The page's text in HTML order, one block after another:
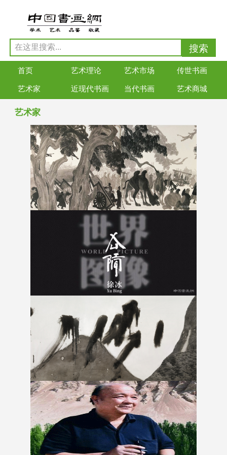
首页 艺术理论 艺术市场 传世书画
艺术家 近现代书画 当代书画 艺术商城
艺术家